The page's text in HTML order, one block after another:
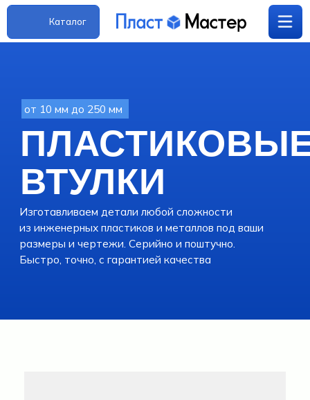
ПЛАСТИКОВЫЕ
ВТУЛКИ
Изготавливаем детали любой сложности
размеры и чертежи. Серийно и поштучно.
Быстро, точно, с гарантией качества